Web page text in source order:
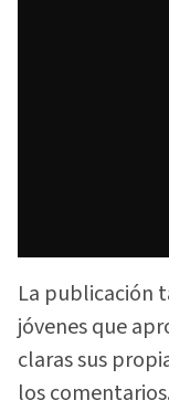
La publicación
jóvenes que
claras sus
los comentarios.